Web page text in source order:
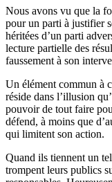
Nous avons vu que la
pour un parti à justifier
héritées d’un parti
lecture partielle des
faussement à son
Un élément commun à
réside dans l’illusion
pouvoir de tout faire
défend, à moins que
qui limitent son action.
Quand ils tiennent un
trompent leurs publics